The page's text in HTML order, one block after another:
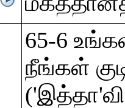
65-6
நீங்கள்